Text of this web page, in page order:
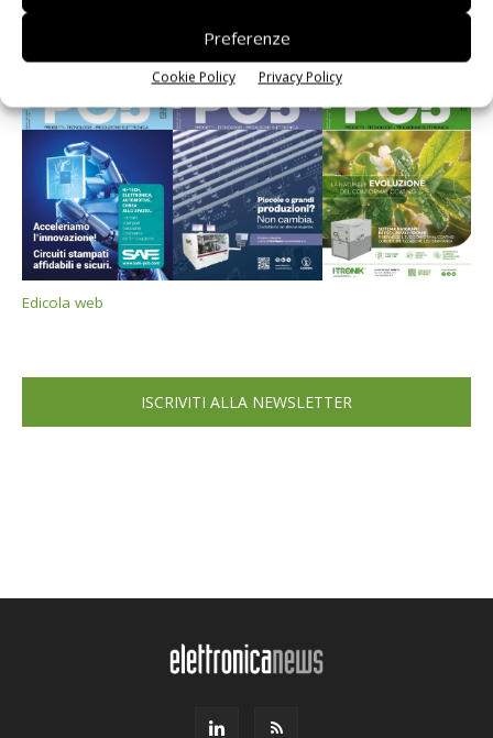
Preferenze
Cookie Policy Privacy Policy
Edicola web
ISCRIVITI ALLA NEWSLETTER